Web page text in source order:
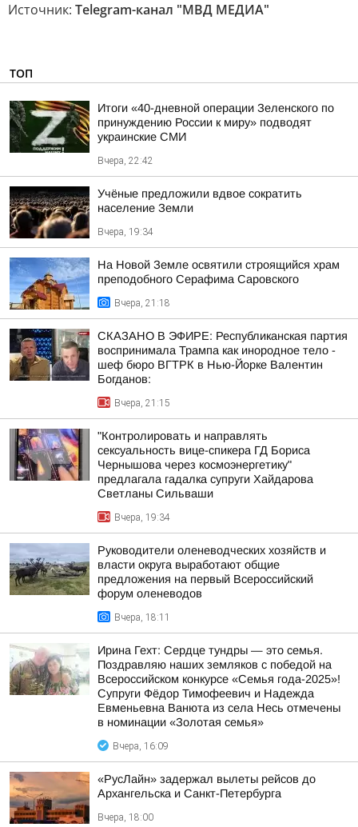
Источник: Telegram-канал "МВД МЕДИА"
ТОП
Итоги «40-дневной операции Зеленского по
принуждению России к миру» подводят
украинские СМИ
Вчера, 22:42
Учёные предложили вдвое сократить
население Земли
Вчера, 19:34
На Новой Земле освятили строящийся храм
преподобного Серафима Саровского
Вчера, 21:18
СКАЗАНО В ЭФИРЕ: Республиканская партия
воспринимала Трампа как инородное тело -
шеф бюро ВГТРК в Нью-Йорке Валентин
Богданов:
Вчера, 21:15
"Контролировать и направлять
сексуальность вице-спикера ГД Бориса
Чернышова через космоэнергетику"
предлагала гадалка супруги Хайдарова
Светланы Сильваши
Вчера, 19:34
Руководители оленеводческих хозяйств и
власти округа выработают общие
предложения на первый Всероссийский
форум оленеводов
Вчера, 18:11
Ирина Гехт: Сердце тундры — это семья.
Поздравляю наших земляков с победой на
Всероссийском конкурсе «Семья года-2025»!
Супруги Фёдор Тимофеевич и Надежда
Евменьевна Ванюта из села Несь отмечены
в номинации «Золотая семья»
Вчера, 16:09
«РусЛайн» задержал вылеты рейсов до
Архангельска и Санкт-Петербурга
Вчера, 18:00